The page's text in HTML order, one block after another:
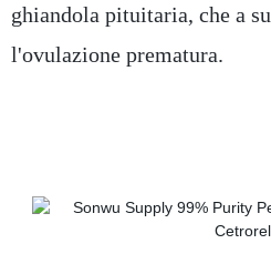
ghiandola pituitaria, che a
l'ovulazione prematura.